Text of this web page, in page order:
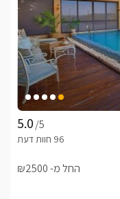
/5
החל מ- ₪2500